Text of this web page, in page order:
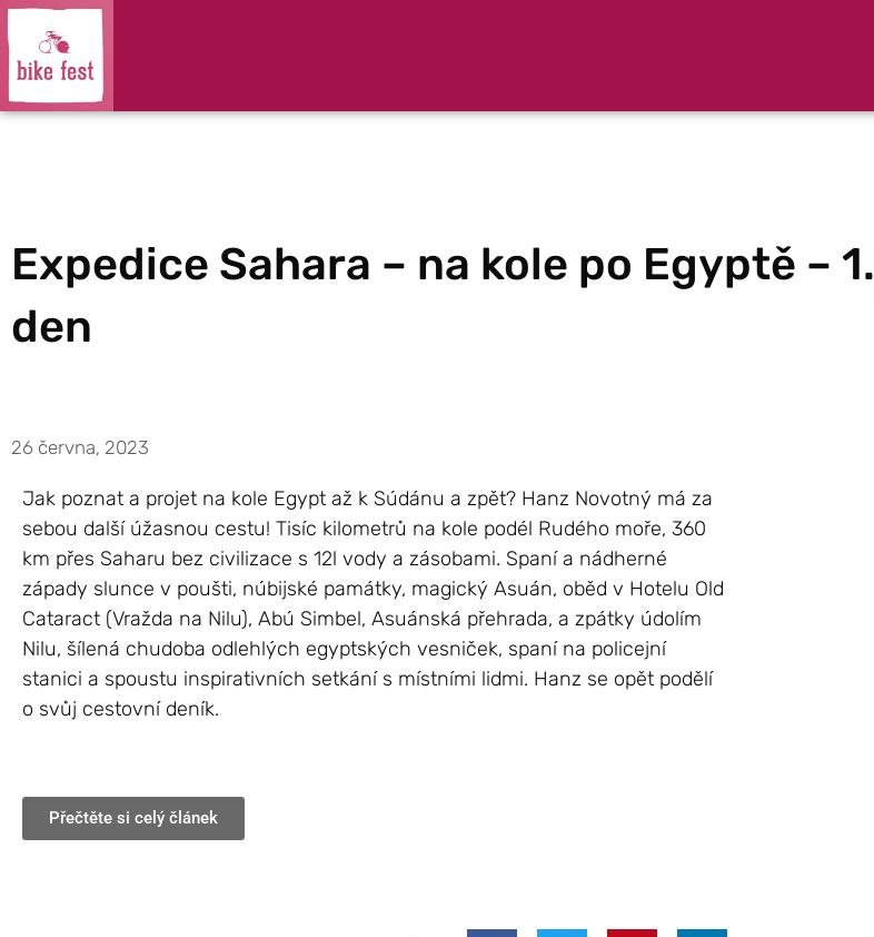
Expedice Sahara – na kole po Egyptě – 1.
den
26 června, 2023
Jak poznat a projet na kole Egypt až k Súdánu a zpět? Hanz Novotný má za
sebou další úžasnou cestu! Tisíc kilometrů na kole podél Rudého moře, 360
km přes Saharu bez civilizace s 12l vody a zásobami. Spaní a nádherné
západy slunce v poušti, núbijské památky, magický Asuán, oběd v Hotelu Old
Cataract (Vražda na Nilu), Abú Simbel, Asuánská přehrada, a zpátky údolím
Nilu, šílená chudoba odlehlých egyptských vesniček, spaní na policejní
stanici a spoustu inspirativních setkání s místními lidmi. Hanz se opět podělí
o svůj cestovní deník.
Přečtěte si celý článek